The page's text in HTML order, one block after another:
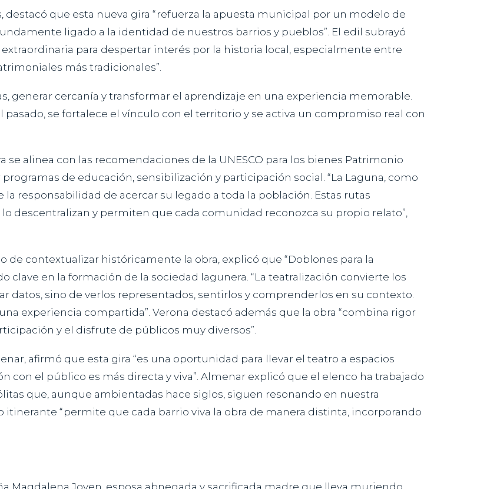
destacó que esta nueva gira “refuerza la apuesta municipal por un modelo de
ligado a la identidad de nuestros barrios y pueblos”. El edil subrayó
para despertar interés por la historia local, especialmente entre
más tradicionales”.
generar cercanía y transformar el aprendizaje en una experiencia memorable.
se fortalece el vínculo con el territorio y se activa un compromiso real con
alinea con las recomendaciones de la UNESCO para los bienes Patrimonio
de educación, sensibilización y participación social. “La Laguna, como
responsabilidad de acercar su legado a toda la población. Estas rutas
descentralizan y permiten que cada comunidad reconozca su propio relato”,
de contextualizar históricamente la obra, explicó que “Doblones para la
en la formación de la sociedad lagunera. “La teatralización convierte los
datos, sino de verlos representados, sentirlos y comprenderlos en su contexto.
experiencia compartida”. Verona destacó además que la obra “combina rigor
y el disfrute de públicos muy diversos”.
afirmó que esta gira “es una oportunidad para llevar el teatro a espacios
con el público es más directa y viva”. Almenar explicó que el elenco ha trabajado
que, aunque ambientadas hace siglos, siguen resonando en nuestra
“permite que cada barrio viva la obra de manera distinta, incorporando